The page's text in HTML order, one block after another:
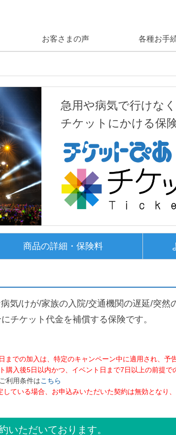
お客さまの声 各種お手
急用や病気で行けな
チケットにかける保
商品の詳細・保険料
病気/けが/家族の入院/交通機関の遅延/突
チケット代金を補償する保険です。
までの加入は、特定のキャンペーン中に適用され、予
購入後5日以内かつ、イベント日まで7日以上の前提で
利用条件はこちら
ている場合、お申込みいただいた契約は無効となり
いただいております。